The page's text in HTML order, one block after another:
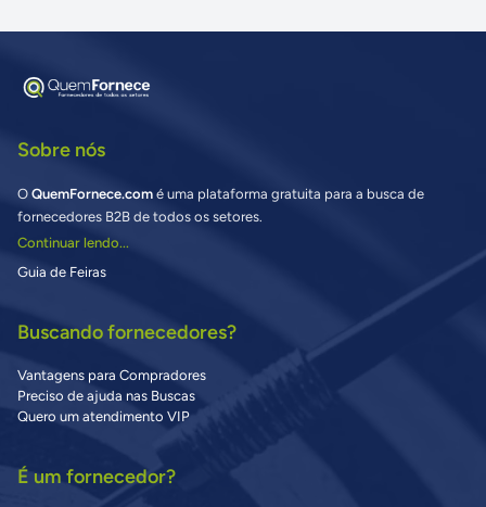
Sobre nós
O QuemFornece.com é uma plataforma gratuita para a busca de
fornecedores B2B de todos os setores.
Continuar lendo...
Guia de Feiras
Buscando fornecedores?
Vantagens para Compradores
Preciso de ajuda nas Buscas
Quero um atendimento VIP
É um fornecedor?